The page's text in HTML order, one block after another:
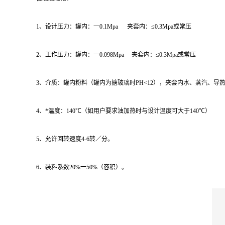
1、设计压力：罐内：一0.1Mpa 夹套内：≤0.3Mpa或常压
2、工作压力：罐内：一0.098Mpa 夹套内：≤0.3Mpa或常压
3、介质：罐内粉料（罐内为搪玻璃时PH<12），夹套内水、蒸汽、导
4、*温度：140℃（如用户要求油加热时与设计温度可大于140℃）
5、允许回转速度4-6转／分。
6、装料系数20%一50%（容积）。